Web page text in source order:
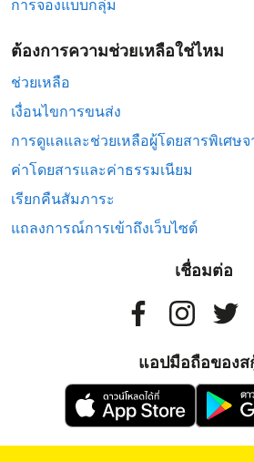
การจองแบบกลุ่ม
ต้องการความช่วยเหลือใช่ไหม
ช่วยเหลือ
เงื่อนไขการขนส่ง
การดูแลและช่วยเหลือผู้โดยสารพิเศษ
ค่าโดยสารและค่าธรรมเนียม
เรียกคืนสัมภาระ
แถลงการณ์การเข้าถึงเว็บไซต์
เชื่อมต่อ
แอปมือถือของส